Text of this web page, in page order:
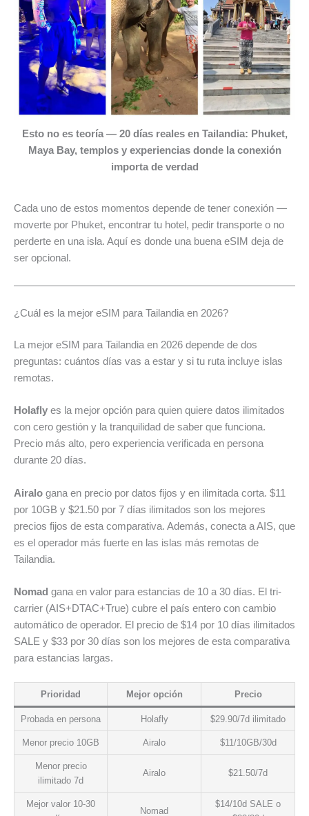
Esto no es teoría — 20 días reales en Tailandia: Phuket,
Maya Bay, templos y experiencias donde la conexión
importa de verdad
Cada uno de estos momentos depende de tener conexión —
moverte por Phuket, encontrar tu hotel, pedir transporte o no
perderte en una isla. Aquí es donde una buena eSIM deja de
ser opcional.
¿Cuál es la mejor eSIM para Tailandia en 2026?
La mejor eSIM para Tailandia en 2026 depende de dos
preguntas: cuántos días vas a estar y si tu ruta incluye islas
remotas.
Holafly es la mejor opción para quien quiere datos ilimitados
con cero gestión y la tranquilidad de saber que funciona.
Precio más alto, pero experiencia verificada en persona
durante 20 días.
Airalo gana en precio por datos fijos y en ilimitada corta. $11
por 10GB y $21.50 por 7 días ilimitados son los mejores
precios fijos de esta comparativa. Además, conecta a AIS, que
es el operador más fuerte en las islas más remotas de
Tailandia.
Nomad gana en valor para estancias de 10 a 30 días. El tri-
carrier (AIS+DTAC+True) cubre el país entero con cambio
automático de operador. El precio de $14 por 10 días ilimitados
SALE y $33 por 30 días son los mejores de esta comparativa
para estancias largas.
Prioridad Mejor opción Precio
Probada en persona Holafly $29.90/7d ilimitado
Menor precio 10GB Airalo $11/10GB/30d
Menor precio
ilimitado 7d
Airalo $21.50/7d
Mejor valor 10-30
Nomad
$14/10d SALE o